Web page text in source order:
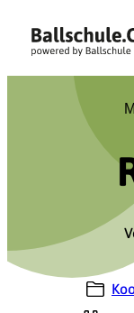
Inhalt
springen